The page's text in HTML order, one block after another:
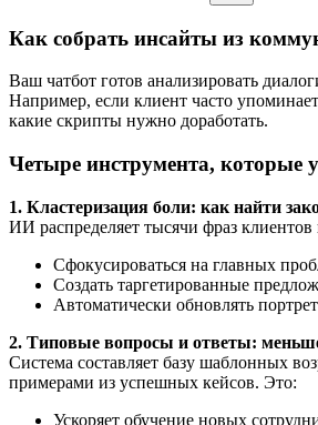
Как собрать инсайты из
Ваш чатбот готов анализировать
Например, если клиент часто
какие скрипты нужно доработать.
Четыре инструмента, которые
1. Кластеризация боли: как найти
ИИ распределяет тысячи фраз
Сфокусироваться на главных
Создать таргетированные
Автоматически обновлять
2. Типовые вопросы и ответы:
Система составляет базу шаблонных
примерами из успешных кейсов. Это:
Ускоряет обучение новых